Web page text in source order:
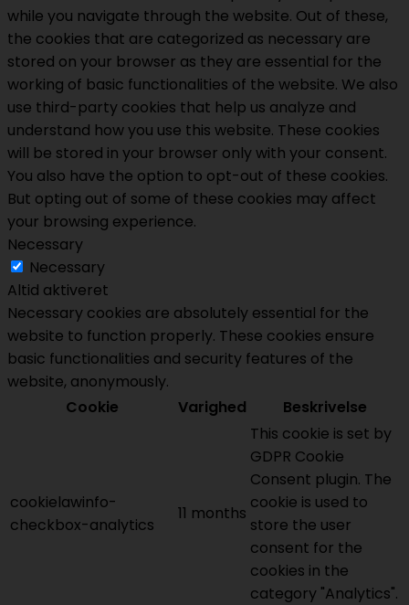
while you navigate through the website. Out of these,
the cookies that are categorized as necessary are
stored on your browser as they are essential for the
working of basic functionalities of the website. We also
use third-party cookies that help us analyze and
understand how you use this website. These cookies
will be stored in your browser only with your consent.
You also have the option to opt-out of these cookies.
But opting out of some of these cookies may affect
your browsing experience.
Necessary
Necessary
Altid aktiveret
Necessary cookies are absolutely essential for the
website to function properly. These cookies ensure
basic functionalities and security features of the
website, anonymously.
Cookie
Varighed Beskrivelse
cookielawinfo-
checkbox-analytics
11 months
This cookie is set by
GDPR Cookie
Consent plugin. The
cookie is used to
store the user
consent for the
cookies in the
category "Analytics".